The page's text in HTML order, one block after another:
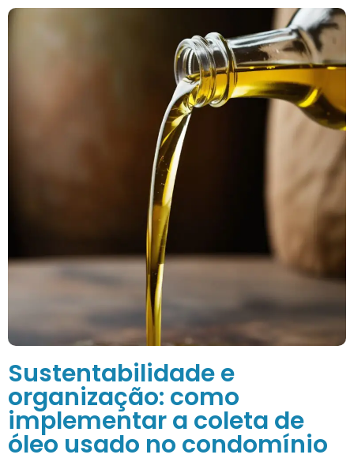
Sustentabilidade e
organização: como
implementar a coleta de
óleo usado no condomínio